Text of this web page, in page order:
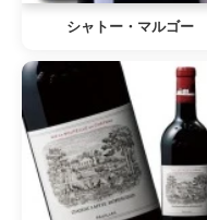
シャトー・マルゴー